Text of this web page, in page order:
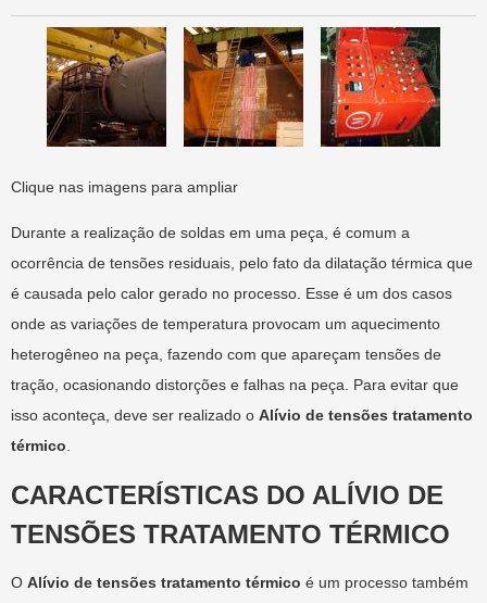
Clique nas imagens para ampliar
Durante a realização de soldas em uma peça, é comum a
ocorrência de tensões residuais, pelo fato da dilatação térmica que
é causada pelo calor gerado no processo. Esse é um dos casos
onde as variações de temperatura provocam um aquecimento
heterogêneo na peça, fazendo com que apareçam tensões de
tração, ocasionando distorções e falhas na peça. Para evitar que
isso aconteça, deve ser realizado o Alívio de tensões tratamento
térmico
CARACTERÍSTICAS DO ALÍVIO DE
TENSÕES TRATAMENTO TÉRMICO
O Alívio de tensões tratamento térmico é um processo também